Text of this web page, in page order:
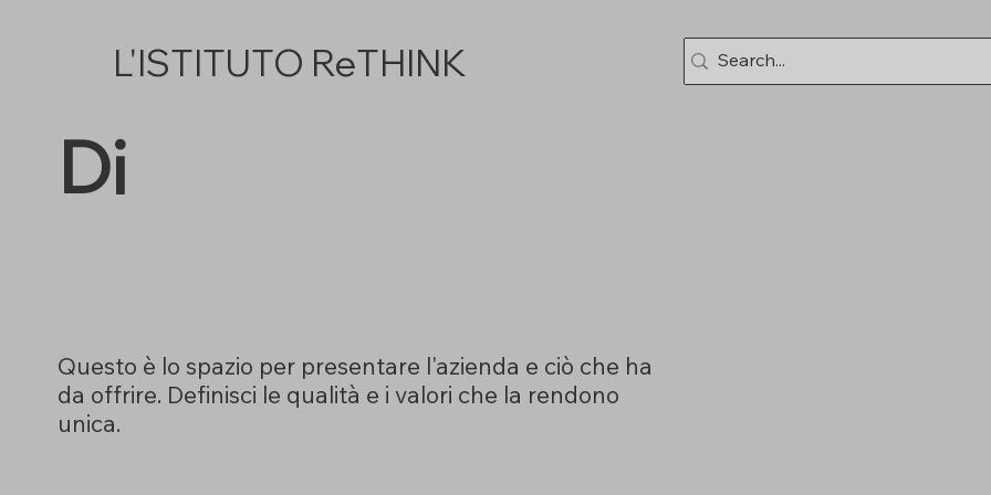
L'ISTITUTO ReTHINK
Di
Questo è lo spazio per presentare l'azienda e ciò che ha
da offrire. Definisci le qualità e i valori che la rendono
unica.